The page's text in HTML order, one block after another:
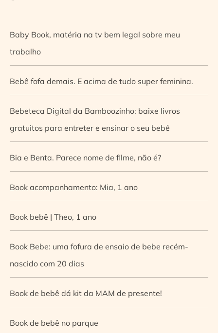
Baby Book, matéria na tv bem legal sobre meu
trabalho
Bebê fofa demais. E acima de tudo super feminina.
Bebeteca Digital da Bamboozinho: baixe livros
gratuitos para entreter e ensinar o seu bebê
Bia e Benta. Parece nome de filme, não é?
Book acompanhamento: Mia, 1 ano
Book bebê | Theo, 1 ano
Book Bebe: uma fofura de ensaio de bebe recém-
nascido com 20 dias
Book de bebê dá kit da MAM de presente!
Book de bebê no parque